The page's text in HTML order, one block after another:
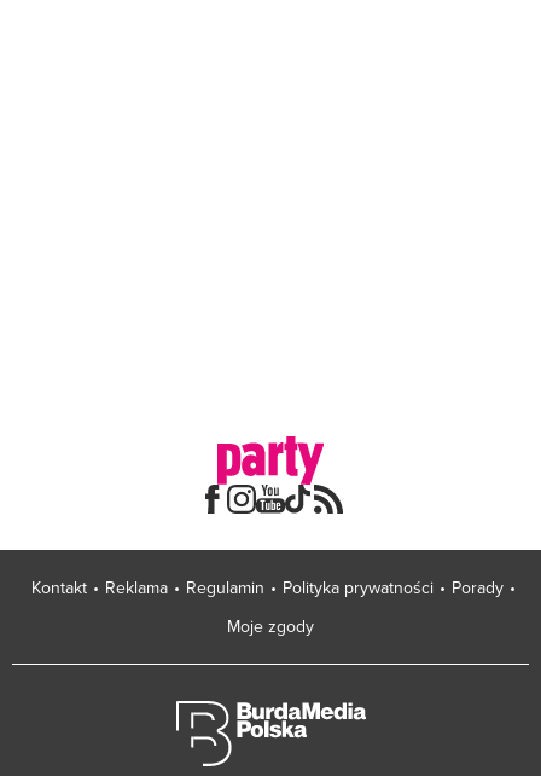
Kontakt Reklama Regulamin Polityka prywatności
Porady
Moje zgody